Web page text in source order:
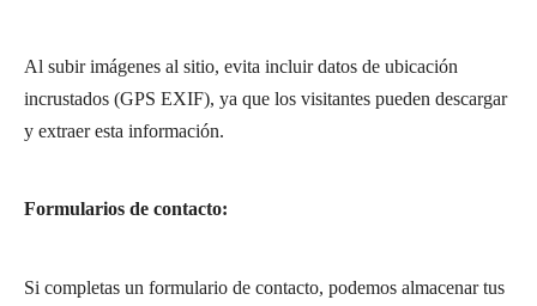
Al subir imágenes al sitio, evita incluir datos de ubicación
incrustados (GPS EXIF), ya que los visitantes pueden descargar
y extraer esta información.
Formularios de contacto:
Si completas un formulario de contacto, podemos almacenar tus